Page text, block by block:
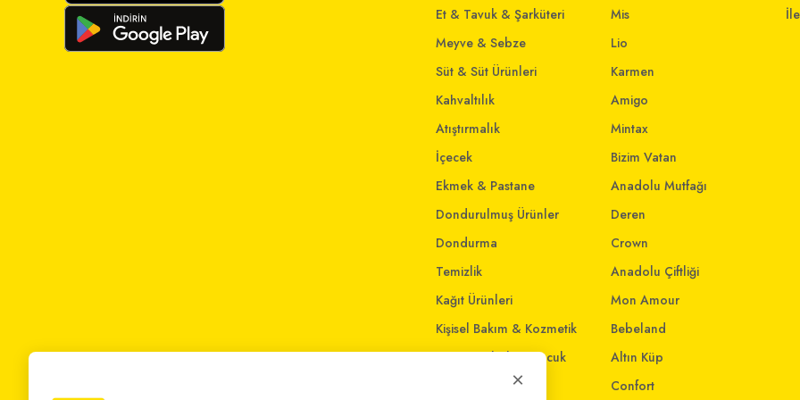
Et & Tavuk & Şarküteri
Meyve & Sebze
Süt & Süt Ürünleri
Kahvaltılık
Atıştırmalık
İçecek
Ekmek & Pastane
Dondurulmuş Ürünler
Dondurma
Temizlik
Kağıt Ürünleri
Kişisel Bakım & Kozmetik
Anne - Bebek & Çocuk
Mis
Lio
Karmen
Amigo
Mintax
Bizim Vatan
Anadolu Mutfağı
Deren
Crown
Anadolu Çiftliği
Mon Amour
Bebeland
Altın Küp
Confort
×